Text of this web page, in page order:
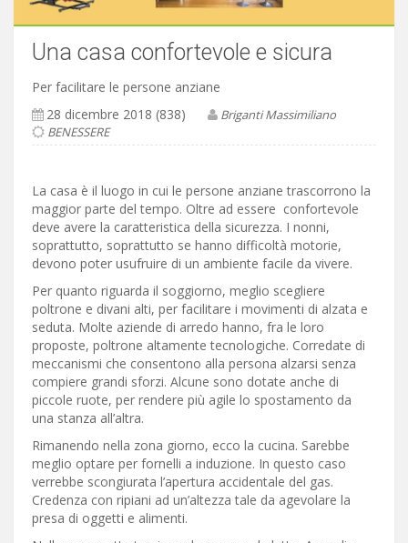
Una casa confortevole e sicura
Per facilitare le persone anziane
28 dicembre 2018 (838)
Briganti Massimiliano
BENESSERE
La casa è il luogo in cui le persone anziane trascorrono la
maggior parte del tempo. Oltre ad essere confortevole
deve avere la caratteristica della sicurezza. I nonni,
soprattutto, soprattutto se hanno difficoltà motorie,
devono poter usufruire di un ambiente facile da vivere.
Per quanto riguarda il soggiorno, meglio scegliere
poltrone e divani alti, per facilitare i movimenti di alzata e
seduta. Molte aziende di arredo hanno, fra le loro
proposte, poltrone altamente tecnologiche. Corredate di
meccanismi che consentono alla persona alzarsi senza
compiere grandi sforzi. Alcune sono dotate anche di
piccole ruote, per rendere più agile lo spostamento da
una stanza all’altra.
Rimanendo nella zona giorno, ecco la cucina. Sarebbe
meglio optare per fornelli a induzione. In questo caso
verrebbe scongiurata l’apertura accidentale del gas.
Credenza con ripiani ad un’altezza tale da agevolare la
presa di oggetti e alimenti.